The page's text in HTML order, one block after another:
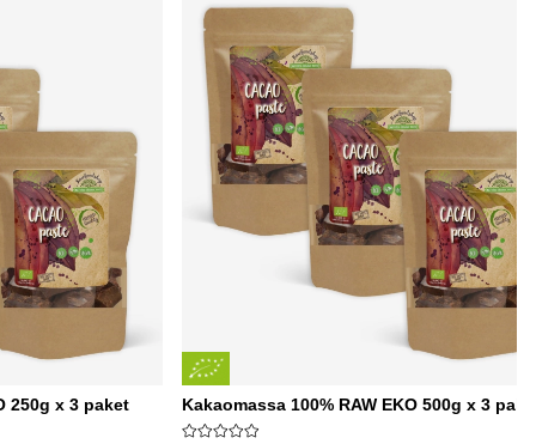
250g x 3 paket Kakaomassa 100% RAW EKO 500g x 3